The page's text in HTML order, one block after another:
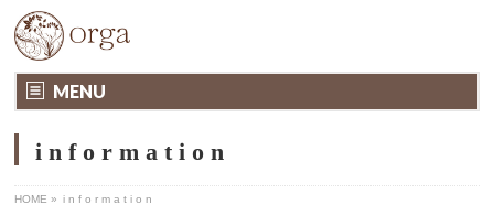
MENU
i n f o r m a t i o n
HOME » i n f o r m a t i o n